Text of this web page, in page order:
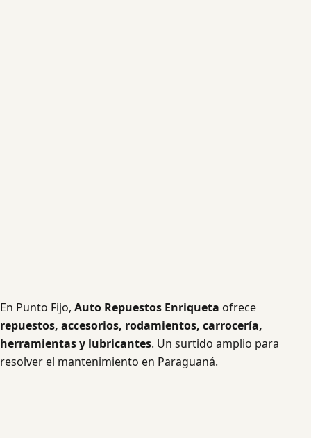
En Punto Fijo, Auto Repuestos Enriqueta ofrece
repuestos, accesorios, rodamientos, carrocería,
herramientas y lubricantes. Un surtido amplio para
resolver el mantenimiento en Paraguaná.